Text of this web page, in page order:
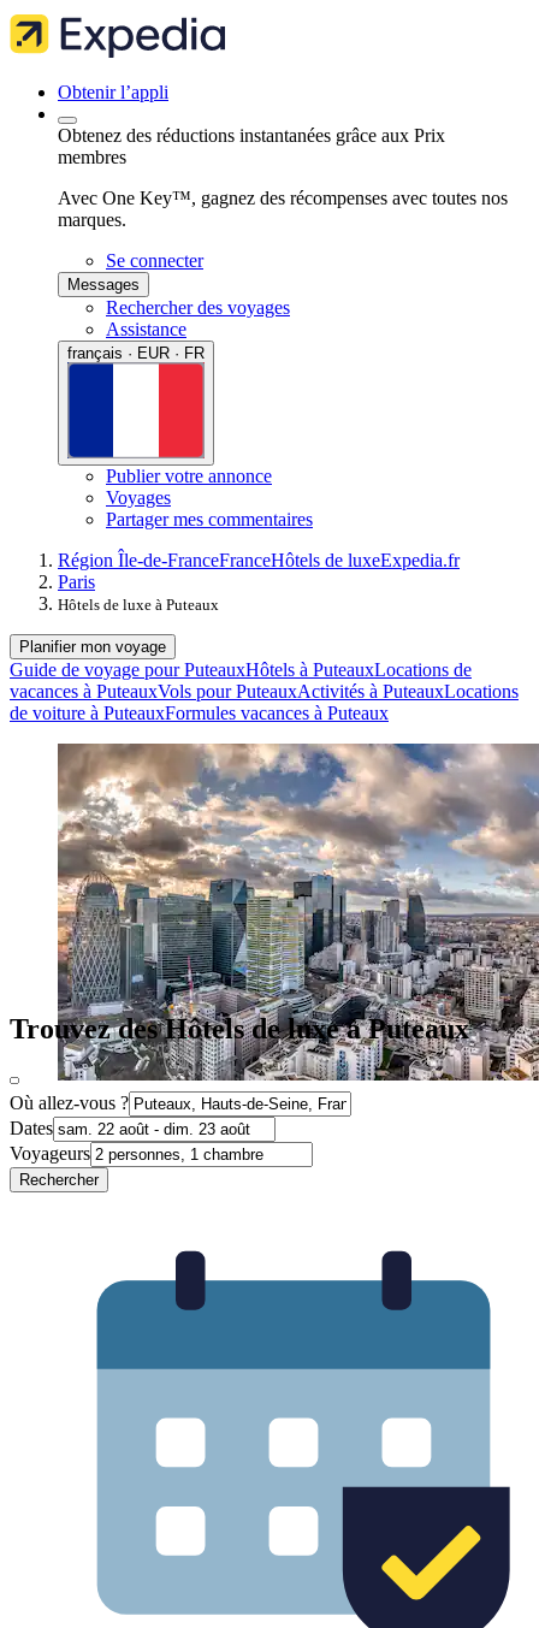
Obtenir l’appli
Obtenez des réductions instantanées grâce aux Prix
membres
Avec One Key™, gagnez des récompenses avec toutes nos
marques.
Se connecter
Messages
Rechercher des voyages
Assistance
français · EUR · FR
Publier votre annonce
Voyages
Partager mes commentaires
Région Île-de-FranceFranceHôtels de luxeExpedia.fr
Paris
Hôtels de luxe à Puteaux
Planifier mon voyage
Guide de voyage pour PuteauxHôtels à PuteauxLocations de
vacances à PuteauxVols pour PuteauxActivités à PuteauxLocations
de voiture à PuteauxFormules vacances à Puteaux
Trouvez des Hôtels de luxe à Puteaux
Où allez-vous ?
Dates
Voyageurs
Rechercher